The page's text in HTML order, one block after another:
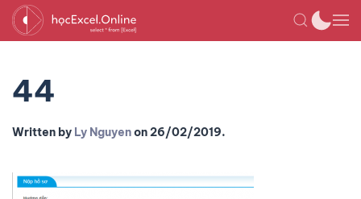
44
Written by Ly Nguyenon26/02/2019.